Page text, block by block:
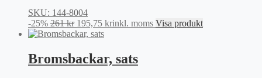
SKU: 144-8004
-25% 261kr Det
ursprungliga
var:
261 kr.
195,75 krDet
195,75 kr.
inkl. moms Visa produkt
Bromsbackar, sats